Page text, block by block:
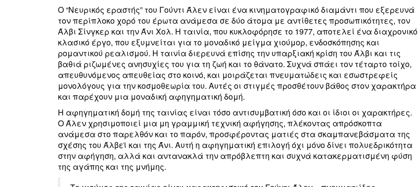
Ο “Νευρικός εραστής” του Γούντι Άλεν είναι ένα κινηματογραφικό διαμάντι που εξερευνά
τον περίπλοκο χορό του έρωτα ανάμεσα σε δύο άτομα με αντίθετες προσωπικότητες, τον
Άλβι Σίνγκερ και την Άνι Χολ. Η ταινία, που κυκλοφόρησε το 1977, αποτελεί ένα διαχρονικό
κλασικό έργο, που εξυμνείται για το μοναδικό μείγμα χιούμορ, ενδοσκόπησης και
ρομαντικού ρεαλισμού. Η ταινία διερευνά επίσης την υπαρξιακή κρίση του Άλβι και τις
βαθιά ριζωμένες ανησυχίες του για τη ζωή και το θάνατο. Συχνά σπάει τον τέταρτο τοίχο,
απευθυνόμενος απευθείας στο κοινό, και μοιράζεται πνευματώδεις και εσωστρεφείς
μονολόγους για την κοσμοθεωρία του. Αυτές οι στιγμές προσθέτουν βάθος στον χαρακτήρα
και παρέχουν μια μοναδική αφηγηματική δομή.
Η αφηγηματική δομή της ταινίας είναι τόσο αντισυμβατική όσο και οι ίδιοι οι χαρακτήρες.
Ο Άλεν χρησιμοποιεί μια μη γραμμική τεχνική αφήγησης, πλέκοντας απρόσκοπτα
ανάμεσα στο παρελθόν και το παρόν, προσφέροντας ματιές στα σκαμπανεβάσματα της
σχέσης του Άλβεϊ και της Άνι. Αυτή η αφηγηματική επιλογή όχι μόνο δίνει πολυεδρικότητα
στην αφήγηση, αλλά και αντανακλά την απρόβλεπτη και συχνά κατακερματισμένη φύση
της αγάπης και της μνήμης.